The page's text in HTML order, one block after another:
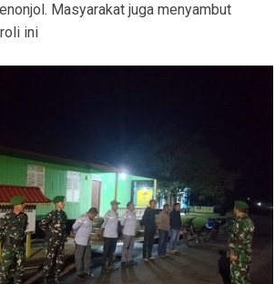
Masyarakat juga menyambut
ini